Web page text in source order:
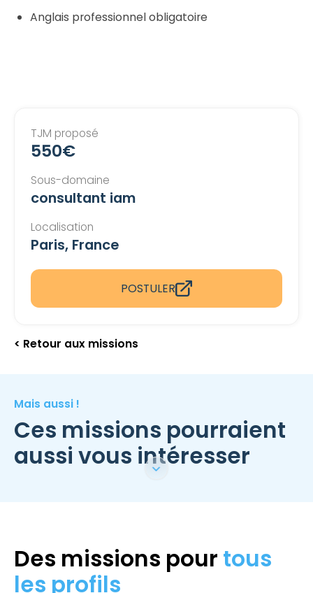
Anglais professionnel obligatoire
TJM proposé
550€
Sous-domaine
consultant iam
Localisation
Paris, France
POSTULER
< Retour aux missions
Mais aussi !
Ces missions pourraient
aussi vous intéresser
Des missions pour tous
les profils